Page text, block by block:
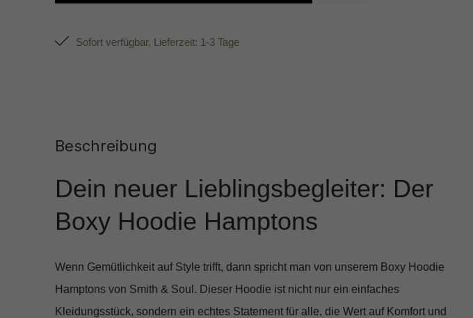
Sofort verfügbar, Lieferzeit: 1-3 Tage
Beschreibung
Dein neuer Lieblingsbegleiter: Der
Boxy Hoodie Hamptons
Wenn Gemütlichkeit auf Style trifft, dann spricht man von unserem Boxy Hoodie
Hamptonsvon Smith & Soul. Dieser Hoodie ist nicht nur ein einfaches
Kleidungsstück, sondern ein echtes Statement für alle, die Wert auf Komfort und